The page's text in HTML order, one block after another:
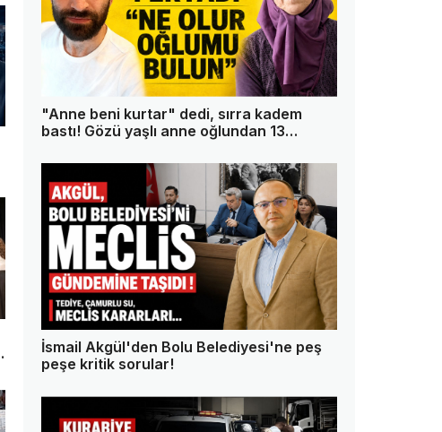
"Anne beni kurtar" dedi, sırra kadem
bastı! Gözü yaşlı anne oğlundan 13
İsmail Akgül'den Bolu Belediyesi'ne peş
peşe kritik sorular!